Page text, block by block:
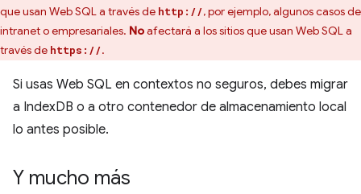
que usan Web SQL a través de http://, por ejemplo, algunos casos de
intranet o empresariales. Noafectará a los sitios que usan Web SQL a
través de https://.
Si usas Web SQL en contextos no seguros, debes migrar
a IndexDB o a otro contenedor de almacenamiento local
lo antes posible.
Y mucho más